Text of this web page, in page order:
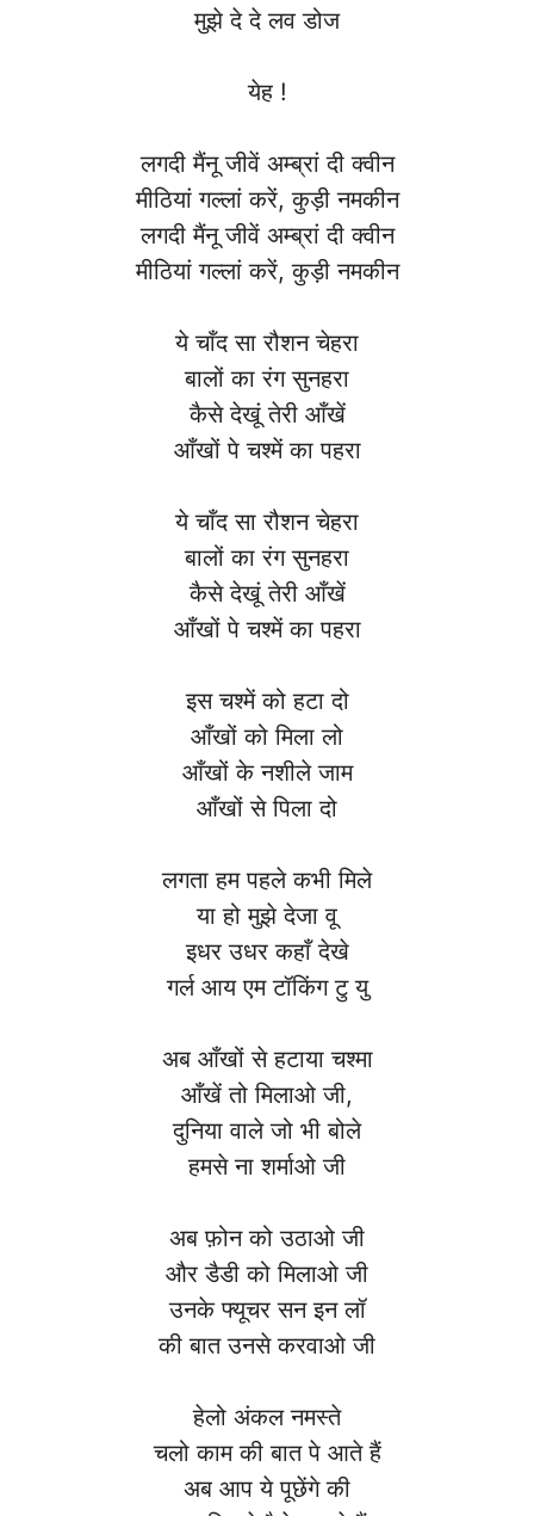
मुझे दे दे लव डोज
येह !
लगदी मैंनू जीवें अम्ब्रां दी क्वीन
मीठियां गल्लां करें, कुड़ी नमकीन
लगदी मैंनू जीवें अम्ब्रां दी क्वीन
मीठियां गल्लां करें, कुड़ी नमकीन
ये चाँद सा रौशन चेहरा
बालों का रंग सुनहरा
कैसे देखूं तेरी आँखें
आँखों पे चश्में का पहरा
ये चाँद सा रौशन चेहरा
बालों का रंग सुनहरा
कैसे देखूं तेरी आँखें
आँखों पे चश्में का पहरा
इस चश्में को हटा दो
आँखों को मिला लो
आँखों के नशीले जाम
आँखों से पिला दो
लगता हम पहले कभी मिले
या हो मुझे देजा वू
इधर उधर कहाँ देखे
गर्ल आय एम टॉकिंग टु यु
अब आँखों से हटाया चश्मा
आँखें तो मिलाओ जी,
दुनिया वाले जो भी बोले
हमसे ना शर्माओ जी
अब फ़ोन को उठाओ जी
और डैडी को मिलाओ जी
उनके फ्यूचर सन इन लॉ
की बात उनसे करवाओ जी
हेलो अंकल नमस्ते
चलो काम की बात पे आते हैं
अब आप ये पूछेंगे की